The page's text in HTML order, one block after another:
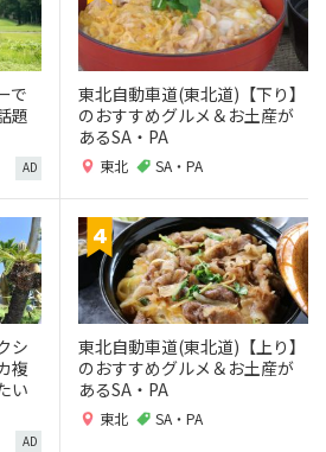
で
題
AD
東北自動車道(東北道)【下り】
のおすすめグルメ＆お土産が
あるSA・PA
東北 SA・PA
シ
複
い
AD
東北自動車道(東北道)【上り】
のおすすめグルメ＆お土産が
あるSA・PA
東北 SA・PA